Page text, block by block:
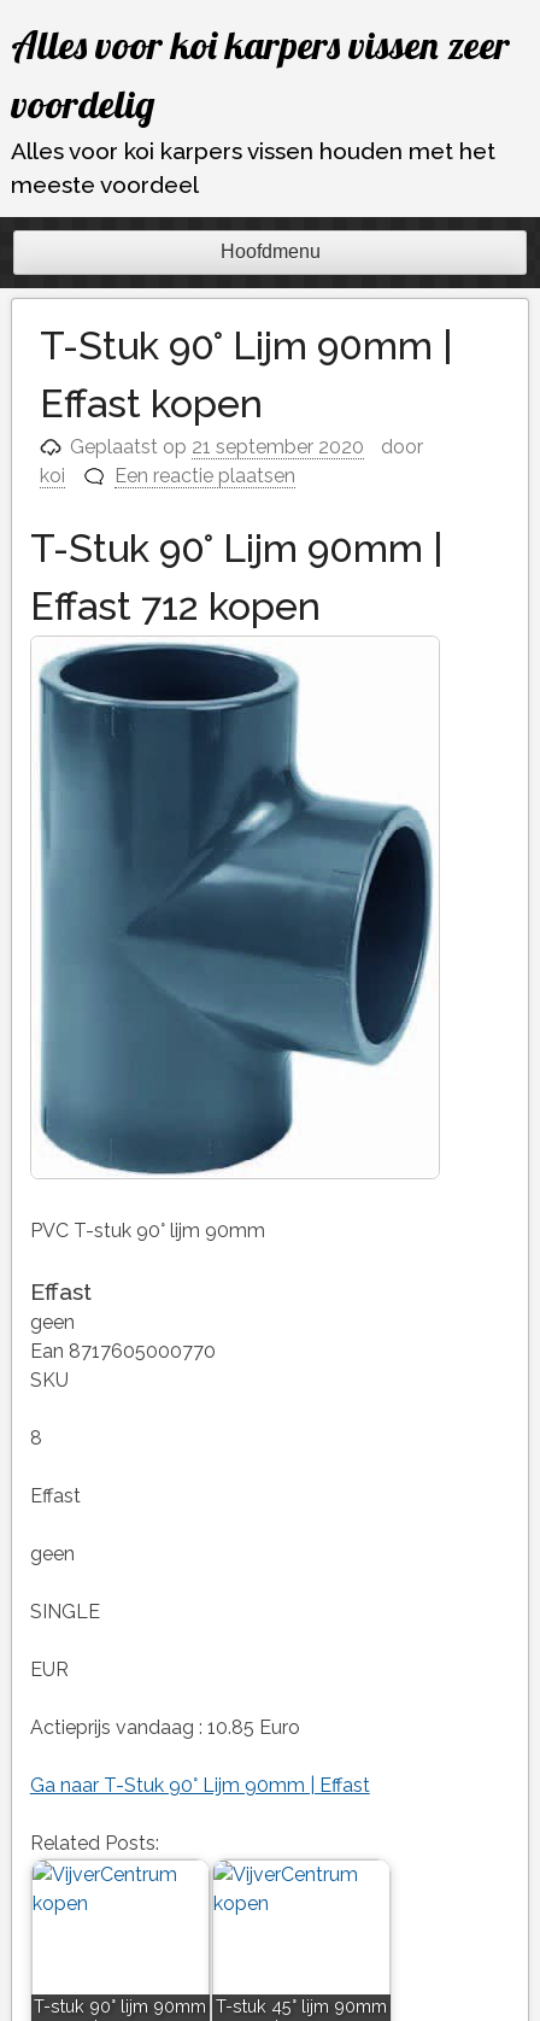
naar
inhoud
Alles voor koi karpers vissen zeer
voordelig
Alles voor koi karpers vissen houden met het
meeste voordeel
Hoofdmenu
T-Stuk 90° Lijm 90mm |
Effast kopen
Geplaatst op 21 september 2020
door
koi
Een reactie plaatsen
T-Stuk 90° Lijm 90mm |
Effast 712 kopen
PVC T-stuk 90° lijm 90mm
Effast
geen
Ean 8717605000770
SKU
8
Effast
geen
SINGLE
EUR
Actieprijs vandaag : 10.85 Euro
Ga naar T-Stuk 90° Lijm 90mm | Effast
Related Posts:
T-stuk 90° lijm 90mm T-stuk 45° lijm 90mm